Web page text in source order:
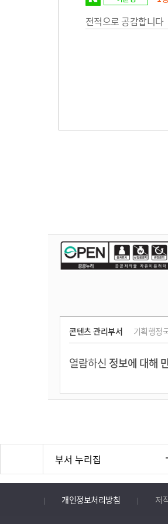
전적으로 공감합니다
콘텐츠 관리부서 기획행정
열람하신 정보에 대해
부서 누리집
개인정보처리방침 저